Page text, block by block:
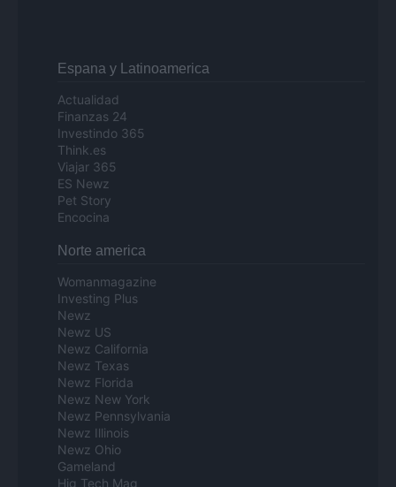
Espana y Latinoamerica
Actualidad
Finanzas 24
Investindo 365
Think.es
Viajar 365
ES Newz
Pet Story
Encocina
Norte america
Womanmagazine
Investing Plus
Newz
Newz US
Newz California
Newz Texas
Newz Florida
Newz New York
Newz Pennsylvania
Newz Illinois
Newz Ohio
Gameland
Hig Tech Mag